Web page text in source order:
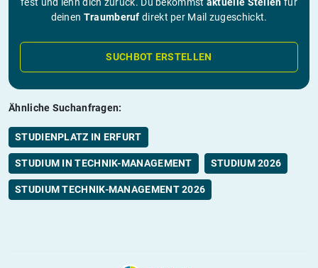
deinen Traumberuf direkt per Mail zugeschickt.
SUCHBOT ERSTELLEN
Ähnliche Suchanfragen:
STUDIENPLATZ IN ERFURT
STUDIUM IN TECHNIK-MANAGEMENT STUDIUM 2026
STUDIUM TECHNIK-MANAGEMENT 2026